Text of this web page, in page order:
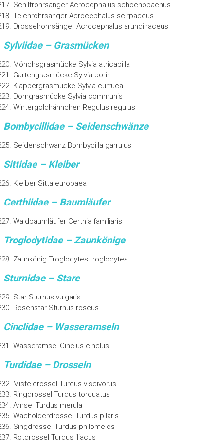
Schilfrohrsänger Acrocephalus schoenobaenus
Teichrohrsänger Acrocephalus scirpaceus
Drosselrohrsänger Acrocephalus arundinaceus
Sylviidae – Grasmücken
Mönchsgrasmücke Sylvia atricapilla
Gartengrasmücke Sylvia borin
Klappergrasmücke Sylvia curruca
Dorngrasmücke Sylvia communis
Wintergoldhähnchen Regulus regulus
Bombycillidae – Seidenschwänze
Seidenschwanz Bombycilla garrulus
Sittidae – Kleiber
Kleiber Sitta europaea
Certhiidae – Baumläufer
Waldbaumläufer Certhia familiaris
Troglodytidae – Zaunkönige
Zaunkönig Troglodytes troglodytes
Sturnidae – Stare
Star Sturnus vulgaris
Rosenstar Sturnus roseus
Cinclidae – Wasseramseln
Wasseramsel Cinclus cinclus
Turdidae – Drosseln
Misteldrossel Turdus viscivorus
Ringdrossel Turdus torquatus
Amsel Turdus merula
Wacholderdrossel Turdus pilaris
Singdrossel Turdus philomelos
Rotdrossel Turdus iliacus